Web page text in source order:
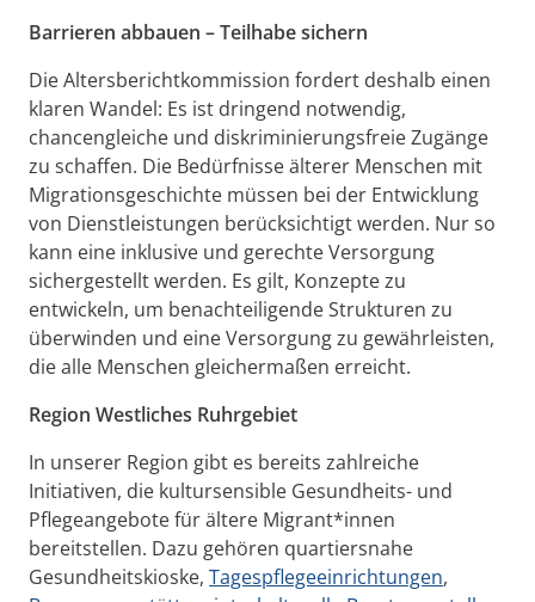
Barrieren abbauen – Teilhabe sichern
Die Altersberichtkommission fordert deshalb einen
klaren Wandel: Es ist dringend notwendig,
chancengleiche und diskriminierungsfreie Zugänge
zu schaffen. Die Bedürfnisse älterer Menschen mit
Migrationsgeschichte müssen bei der Entwicklung
von Dienstleistungen berücksichtigt werden. Nur so
kann eine inklusive und gerechte Versorgung
sichergestellt werden. Es gilt, Konzepte zu
entwickeln, um benachteiligende Strukturen zu
überwinden und eine Versorgung zu gewährleisten,
die alle Menschen gleichermaßen erreicht.
Region Westliches Ruhrgebiet
In unserer Region gibt es bereits zahlreiche
Initiativen, die kultursensible Gesundheits- und
Pflegeangebote für ältere Migrant*innen
bereitstellen. Dazu gehören quartiersnahe
Gesundheitskioske, Tagespflegeeinrichtungen,